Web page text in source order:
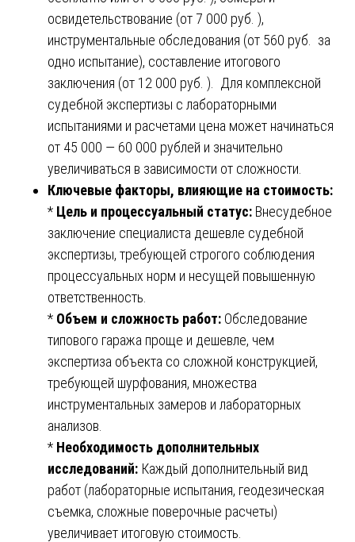
освидетельствование (от 7 000 руб. ),
инструментальные обследования (от 560 руб. за
одно испытание), составление итогового
заключения (от 12 000 руб. ). Для комплексной
судебной экспертизы с лабораторными
испытаниями и расчетами цена может начинаться
от 45 000 — 60 000 рублей и значительно
увеличиваться в зависимости от сложности.
Ключевые факторы, влияющие на стоимость:
* Цель и процессуальный статус: Внесудебное
заключение специалиста дешевле судебной
экспертизы, требующей строгого соблюдения
процессуальных норм и несущей повышенную
ответственность.
* Объем и сложность работ: Обследование
типового гаража проще и дешевле, чем
экспертиза объекта со сложной конструкцией,
требующей шурфования, множества
инструментальных замеров и лабораторных
анализов.
* Необходимость дополнительных
исследований: Каждый дополнительный вид
работ (лабораторные испытания, геодезическая
съемка, сложные поверочные расчеты)
увеличивает итоговую стоимость.